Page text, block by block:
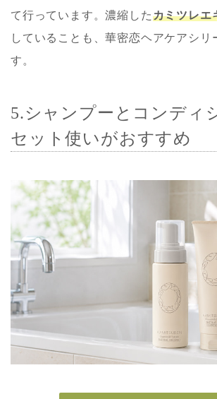
て行っています。濃縮したカミツレエ
していることも、華密恋ヘアケアシリ
す。
5.シャンプーとコンディ
セット使いがおすすめ